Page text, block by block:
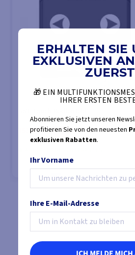
153,61 €
170,86 €
-10%
ERHALTEN SIE
EXKLUSIVEN
ZUERST
🎁 EIN
IHRER ERSTEN
Abonnieren Sie jetzt unseren
profitieren Sie von den neuesten
exklusiven Rabatten.
Ihr Vorname
Ihre E-Mail-Adresse